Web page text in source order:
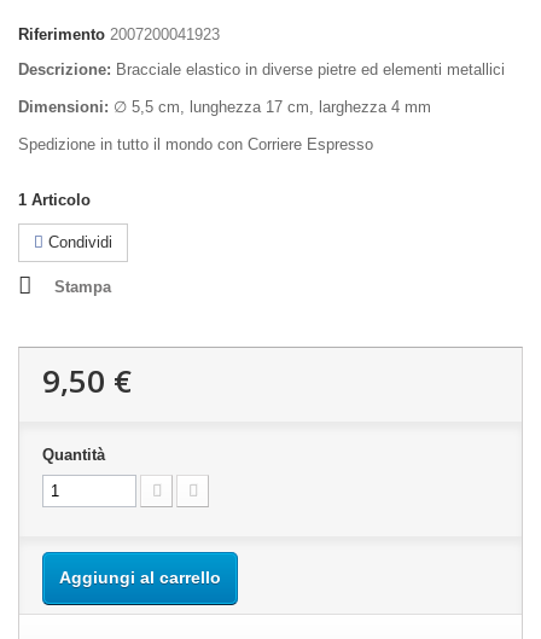
Riferimento 2007200041923
Descrizione: Bracciale elastico in diverse pietre ed elementi metallici
Dimensioni: ∅ 5,5 cm, lunghezza 17 cm, larghezza 4 mm
Spedizione in tutto il mondo con Corriere Espresso
1 Articolo
Condividi
Stampa
9,50 €
Quantità
Aggiungi al carrello